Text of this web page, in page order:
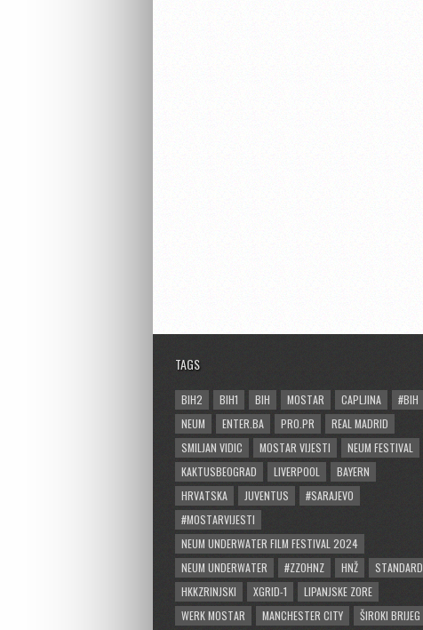
TAGS
BIH2 BIH1 BIH MOSTAR CAPLJINA
#BIH
NEUM
ENTER.BA PRO.PR
REAL MADRID
SMILJAN VIDIC
MOSTAR VIJESTI
NEUM FESTIVAL
KAKTUSBEOGRAD
LIVERPOOL
BAYERN
HRVATSKA
JUVENTUS
#SARAJEVO
#MOSTARVIJESTI
NEUM UNDERWATER FILM FESTIVAL 2024
NEUM UNDERWATER
#ZZOHNZ HNŽ
STANDARD
HKKZRINJSKI
XGRID-1
LIPANJSKE ZORE
WERK MOSTAR
MANCHESTER CITY ŠIROKI BRIJEG